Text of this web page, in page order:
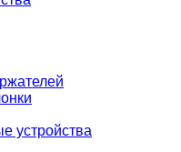
устройства